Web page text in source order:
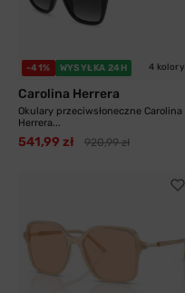
-41% WYSYŁKA 24H 4 kolory
Carolina Herrera
Okulary przeciwsłoneczne Carolina
Herrera...
541,99 zł 920,99 zł